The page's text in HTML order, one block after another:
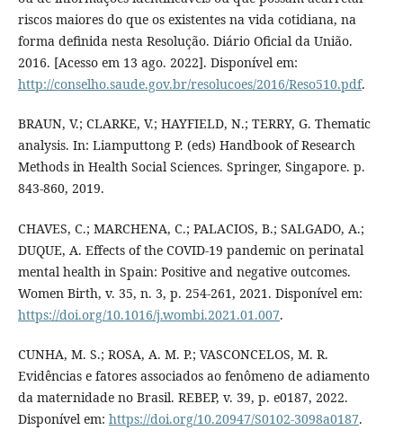
riscos maiores do que os existentes na vida cotidiana, na
forma definida nesta Resolução. Diário Oficial da União.
2016. [Acesso em 13 ago. 2022]. Disponível em:
http://conselho.saude.gov.br/resolucoes/2016/Reso510.pdf.
BRAUN, V.; CLARKE, V.; HAYFIELD, N.; TERRY, G. Thematic
analysis. In: Liamputtong P. (eds) Handbook of Research
Methods in Health Social Sciences. Springer, Singapore. p.
843-860, 2019.
CHAVES, C.; MARCHENA, C.; PALACIOS, B.; SALGADO, A.;
DUQUE, A. Effects of the COVID-19 pandemic on perinatal
mental health in Spain: Positive and negative outcomes.
Women Birth, v. 35, n. 3, p. 254-261, 2021. Disponível em:
https://doi.org/10.1016/j.wombi.2021.01.007.
CUNHA, M. S.; ROSA, A. M. P.; VASCONCELOS, M. R.
Evidências e fatores associados ao fenômeno de adiamento
da maternidade no Brasil. REBEP, v. 39, p. e0187, 2022.
Disponível em: https://doi.org/10.20947/S0102-3098a0187.